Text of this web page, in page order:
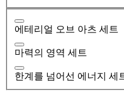
에테리얼 오브 아츠 세트
마력의 영역 세트
한계를 넘어선 에너지 세